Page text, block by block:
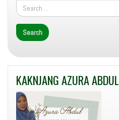
KAKNJANG AZURA ABDUL